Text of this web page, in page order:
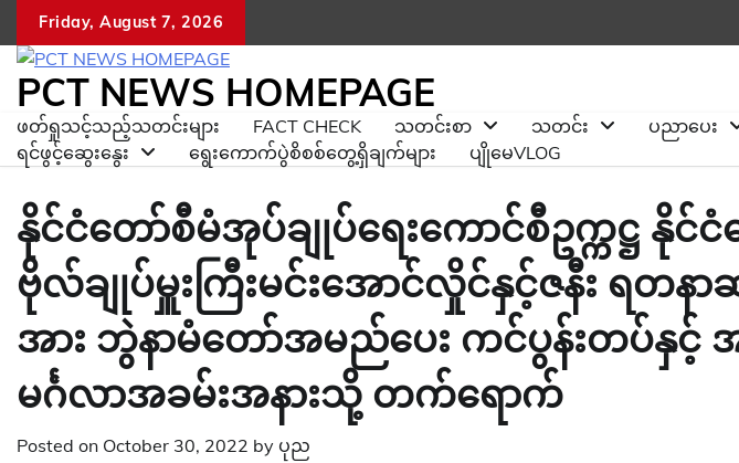
content
Friday, August 7, 2026
PCT NEWS HOMEPAGE
ဖတ်ရှုသင့်သည့်သတင်းများ FACT CHECK သတင်းစာ သတင်း ပညာပေး
ရင်ဖွင့်ဆွေးနွေး
ရွေးကောက်ပွဲစိစစ်တွေ့ရှိချက်များ ပျိုမေVLOG
နိုင်ငံတော်စီမံအုပ်ချုပ်ရေးကောင်စီဥက္ကဋ္ဌ နိုင်ငံ
ဗိုလ်ချုပ်မှူးကြီးမင်းအောင်လှိုင်နှင့်ဇနီး ရတန
အား ဘွဲနာမံတော်အမည်ပေး ကင်ပွန်းတပ်နှင့်
မင်္ဂလာအခမ်းအနားသို့ တက်ရောက်
Posted on October 30, 2022 by ပုည